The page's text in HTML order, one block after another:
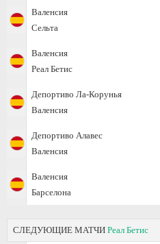
Валенсия
Сельта
Валенсия
Реал Бетис
Депортиво Ла-Корунья
Валенсия
Депортиво Алавес
Валенсия
Валенсия
Барселона
СЛЕДУЮЩИЕ МАТЧИ Реал Бетис